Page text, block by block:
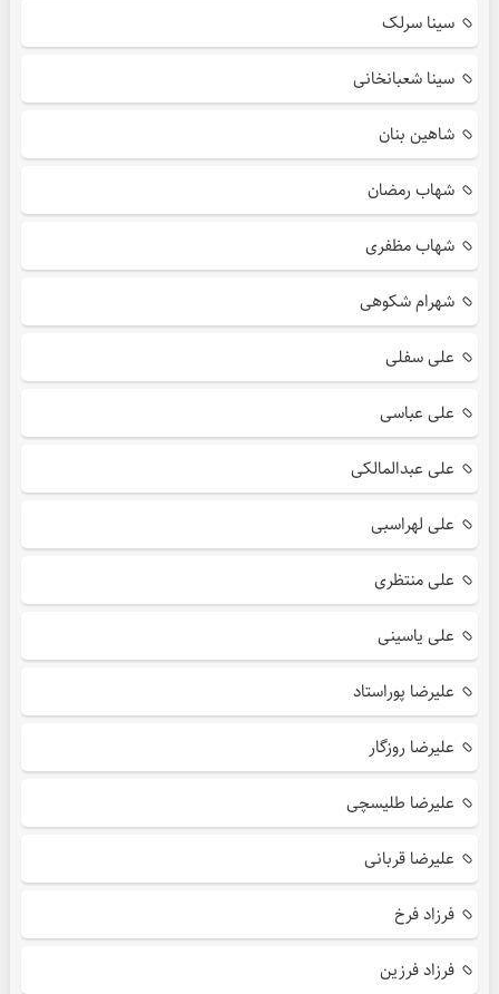
سینا سرلک
سینا شعبانخانی
شاهین بنان
شهاب رمضان
شهاب مظفری
شهرام شکوهی
علی سفلی
علی عباسی
علی عبدالمالکی
علی لهراسبی
علی منتظری
علی یاسینی
علیرضا پوراستاد
علیرضا روزگار
علیرضا طلیسچی
علیرضا قربانی
فرزاد فرخ
فرزاد فرزین